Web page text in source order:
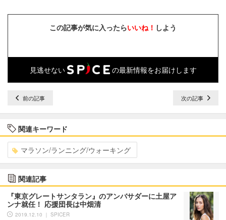
この記事が気に入ったらいいね！ しよう
見逃せない の最新情報をお届けします
前の記事 次の記事
関連キーワード
マラソン/ランニング/ウォーキング
関連記事
『東京グレートサンタラン』のアンバサダーに土屋ア
ンナ就任！ 応援団長は中畑清
2019.12.10 ｜ SPICER